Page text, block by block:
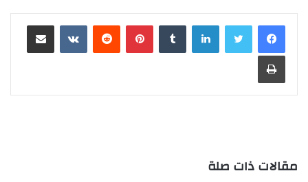
لينكدإن بينتيريست مشاركة عبر البريد
طباعة
مقالات ذات صلة